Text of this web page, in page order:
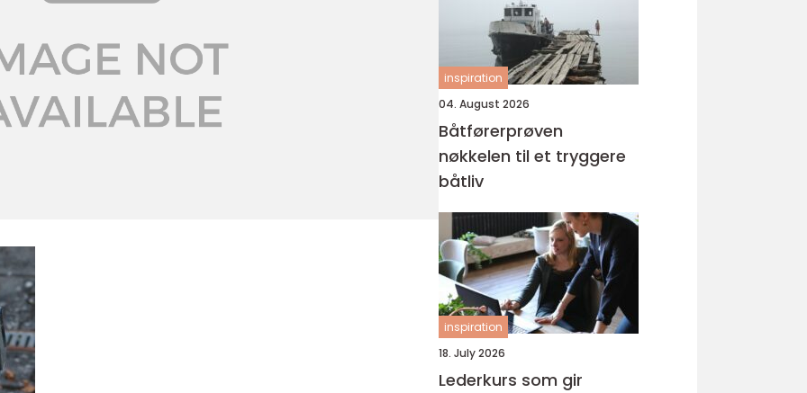
inspiration
04. August 2026
Båtførerprøven
nøkkelen til et tryggere
båtliv
inspiration
18. July 2026
Lederkurs som gir